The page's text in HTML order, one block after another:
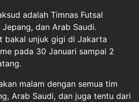
adalah Timnas Futsal
dan Arab Saudi.
bakal unjuk gigi di Jakarta
pada 30 Januari sampai 2
malam dengan semua tim
Arab Saudi, dan juga tentu dari